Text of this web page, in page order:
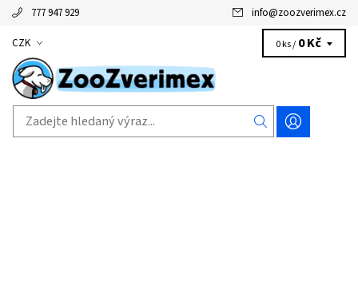
777 947 929 info@zoozverimex.cz
CZK 0 ks / 0 Kč